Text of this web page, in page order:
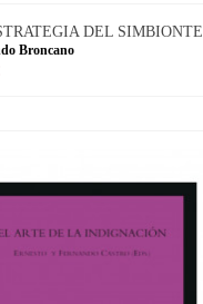
DEL SIMBIONTE
Broncano